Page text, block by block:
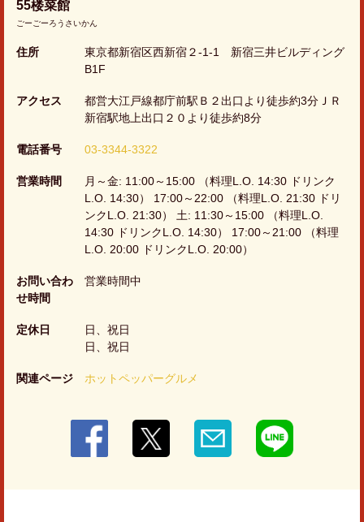
55楼菜館
ごーごーろうさいかん
住所
東京都新宿区西新宿２-1-1 新宿三井ビルディング
B1F
アクセス
都営大江戸線都庁前駅Ｂ２出口より徒歩約3分ＪＲ
新宿駅地上出口２０より徒歩約8分
電話番号 03-3344-3322
営業時間
月～金: 11:00～15:00 （料理L.O. 14:30 ドリンク
L.O. 14:30） 17:00～22:00 （料理L.O. 21:30 ドリ
ンクL.O. 21:30） 土: 11:30～15:00 （料理L.O.
14:30 ドリンクL.O. 14:30） 17:00～21:00 （料理
L.O. 20:00 ドリンクL.O. 20:00）
お問い合わ
せ時間
営業時間中
定休日
日、祝日
日、祝日
関連ページ ホットペッパーグルメ
この店舗情報をシェアする
東京都新宿区西新宿２-1-1 新宿三井ビルディングB1F